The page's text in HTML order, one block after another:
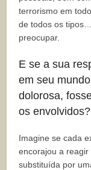
terrorismo em
de todos os
preocupar.
E se a sua
em seu
dolorosa,
os envolvidos?
Imagine se cada
encorajou a reagir
substituída por